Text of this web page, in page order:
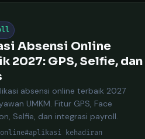
Absensi Online
2027: GPS, Selfie, dan
absensi online terbaik 2027
UMKM. Fitur GPS, Face
Selfie, dan integrasi payroll.
#aplikasi kehadiran